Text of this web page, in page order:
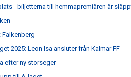
- biljetterna till hemmapremiären är
2025: Leon Isa ansluter från Kalmar FF
efter ny storseger